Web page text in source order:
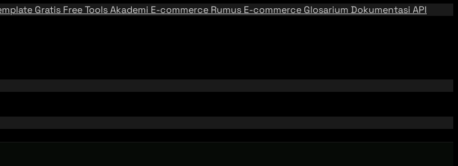
Gratis Free ToolsAkademi E-commerce Rumus E-commerce Glosarium Dokumentasi API